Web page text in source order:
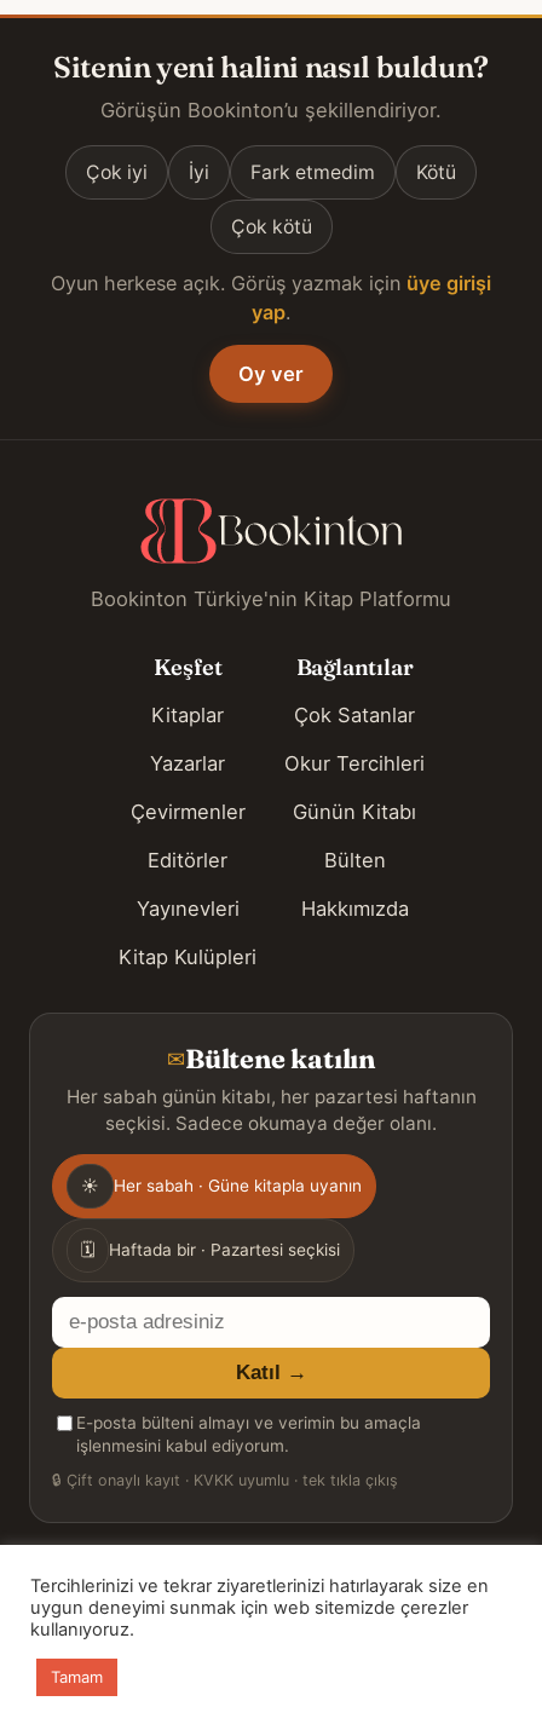
Sitenin yeni halini nasıl buldun?
Görüşün Bookinton’u şekillendiriyor.
Çok iyi İyi Fark etmedim Kötü
Çok kötü
Oyun herkese açık. Görüş yazmak için üye girişi
yap.
Oy ver
Bookinton Türkiye'nin Kitap Platformu
Keşfet
Kitaplar
Yazarlar
Çevirmenler
Editörler
Yayınevleri
Kitap Kulüpleri
Bağlantılar
Çok Satanlar
Okur Tercihleri
Günün Kitabı
Bülten
Hakkımızda
✉Bültene katılın
Her sabah günün kitabı, her pazartesi haftanın
seçkisi. Sadece okumaya değer olanı.
Gönderim
sıklığı
☀ Her sabah · Güne kitapla uyanın
🗓 Haftada bir · Pazartesi seçkisi
E-
posta
adresiniz
Katıl →
E-posta bülteni almayı ve verimin bu amaçla
işlenmesini kabul ediyorum.
🔒 Çift onaylı kayıt · KVKK uyumlu · tek tıkla çıkış
© 2026 Bookinton — Türkiye’nin Kitap Platformu
HT Book Review — webmaster: Hakan Turgay
Tercihlerinizi ve tekrar ziyaretlerinizi hatırlayarak size en
uygun deneyimi sunmak için web sitemizde çerezler
kullanıyoruz.
Tamam